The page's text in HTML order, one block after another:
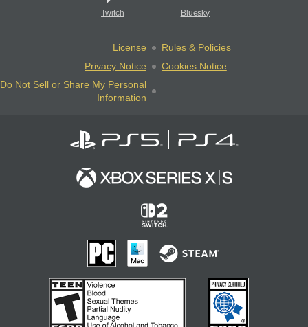
Twitch Bluesky
License
Rules & Policies
Privacy Notice
Cookies Notice
Do Not Sell or Share My Personal
Information